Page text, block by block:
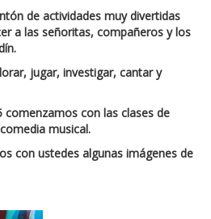
de actividades muy divertidas
a las señoritas, compañeros y los
jugar, investigar, cantar y
comenzamos con las clases de
musical.
con ustedes algunas imágenes de